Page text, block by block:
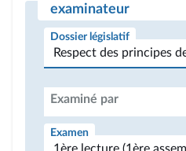
examinateur
Dossier législatif
Examiné par
Examen